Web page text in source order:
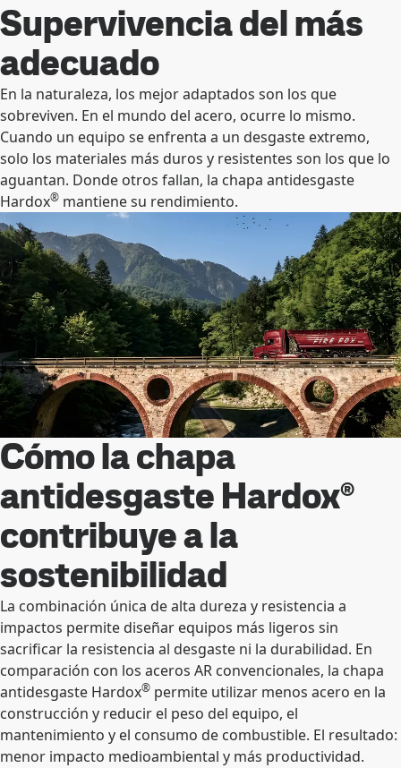
Supervivencia del más
adecuado
En la naturaleza, los mejor adaptados son los que
sobreviven. En el mundo del acero, ocurre lo mismo.
Cuando un equipo se enfrenta a un desgaste extremo,
solo los materiales más duros y resistentes son los que lo
aguantan. Donde otros fallan, la chapa antidesgaste
Hardox® mantiene su rendimiento.
Cómo la chapa
antidesgaste Hardox®
contribuye a la
sostenibilidad
La combinación única de alta dureza y resistencia a
impactos permite diseñar equipos más ligeros sin
sacrificar la resistencia al desgaste ni la durabilidad. En
comparación con los aceros AR convencionales, la chapa
antidesgaste Hardox® permite utilizar menos acero en la
construcción y reducir el peso del equipo, el
mantenimiento y el consumo de combustible. El resultado:
menor impacto medioambiental y más productividad.